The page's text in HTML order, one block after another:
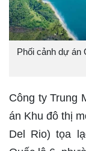
Phối cảnh dự án
Công ty Trung
án Khu đô thị
Del Rio) tọa